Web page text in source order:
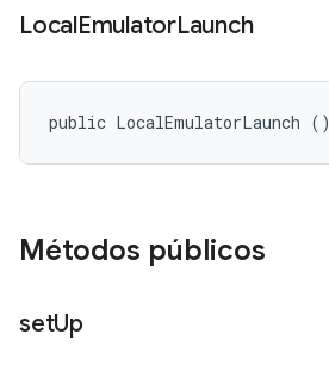
LocalEmulatorLaunch
public LocalEmulatorLaunch ()
Métodos públicos
setUp